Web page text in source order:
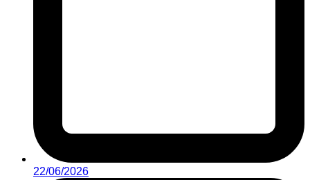
22/06/2026